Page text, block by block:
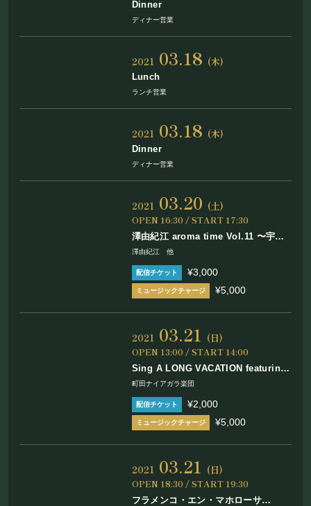
Dinner
ディナー営業
2021 03.18 (木)
Lunch
ランチ営業
2021 03.18 (木)
Dinner
ディナー営業
2021 03.20 (土)
OPEN 16:30 / START 17:30
澤由紀江 aroma time Vol.11 〜宇宙
元旦 Special Live〜
澤由紀江 他
¥3,000
¥5,000
2021 03.21 (日)
OPEN 13:00 / START 14:00
Sing A LONG VACATION featuring
石田ショーキチ
町田ナイアガラ楽団
¥2,000
¥5,000
2021 03.21 (日)
OPEN 18:30 / START 19:30
フラメンコ・エン・マホローサ